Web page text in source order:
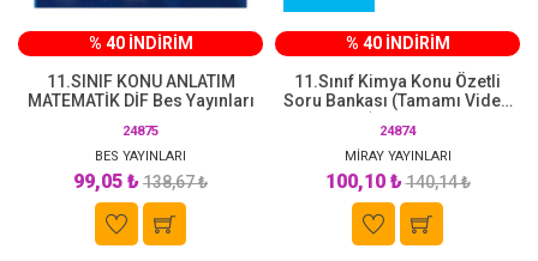
% 40 İNDİRİM
11.SINIF KONU ANLATIM
MATEMATİK DİF Bes Yayınları
24875
BES YAYINLARI
99,05 ₺138,67 ₺
% 40 İNDİRİM
11.Sınıf Kimya Konu Özetli
Soru Bankası (Tamamı Video
24874
MİRAY YAYINLARI
100,10 ₺140,14 ₺